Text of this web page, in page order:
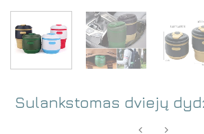
Sulankstomas dviejų